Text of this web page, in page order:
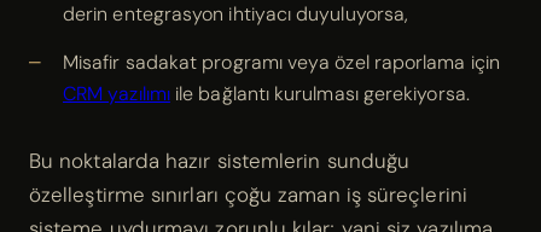
derin entegrasyon ihtiyacı duyuluyorsa,
Misafir sadakat programı veya özel raporlama için
CRM yazılımıile bağlantı kurulması gerekiyorsa.
Bu noktalarda hazır sistemlerin sunduğu
özelleştirme sınırları çoğu zaman iş süreçlerini